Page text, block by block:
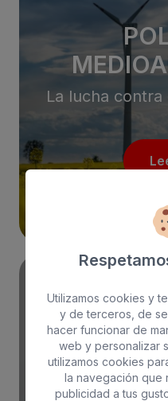
La lucha
POLÍTICA
Bull Hotels
adaptarse a
Utilizamos cookies y
y de terceros, de
hacer funcionar de
web y personalizar
utilizamos cookies
la navegación que
publicidad a tus